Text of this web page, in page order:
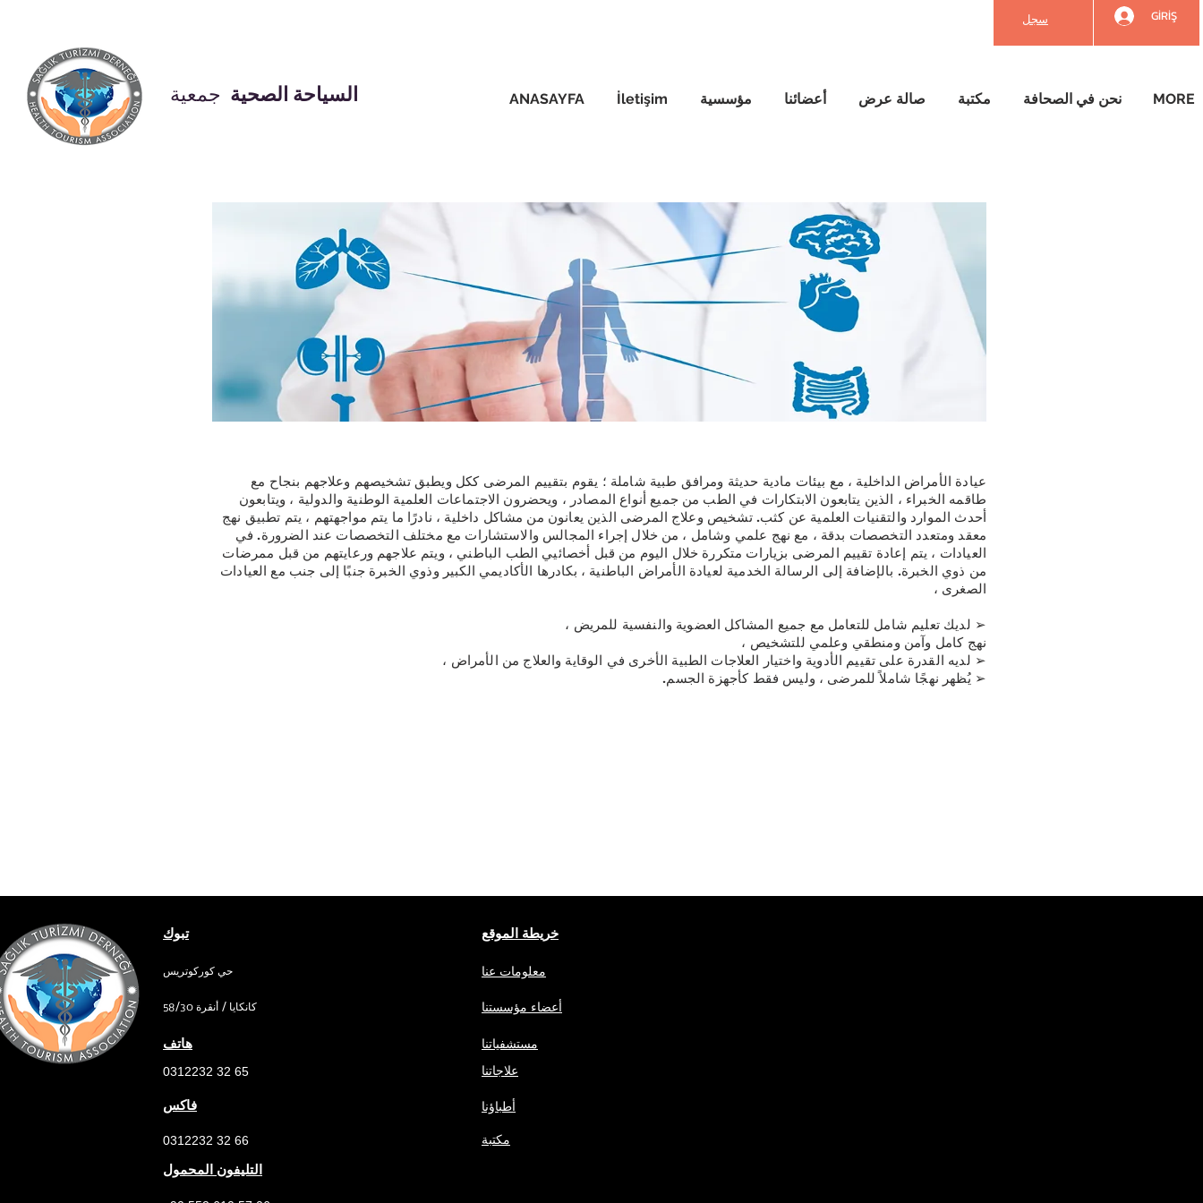
سجل GİRİŞ
السياحة الصحية جمعية ANASAYFA İletişim مؤسسية أعضائنا صالة عرض مكتبة نحن في الصحافة MORE
عيادة الأمراض الداخلية ، مع بيئات مادية حديثة ومرافق طبية شاملة ؛ يقوم بتقييم المرضى ككل ويطبق تشخيصهم وعلاجهم بنجاح مع
طاقمه الخبراء ، الذين يتابعون الابتكارات في الطب من جميع أنواع المصادر ، ويحضرون الاجتماعات العلمية الوطنية والدولية ، ويتابعون
أحدث الموارد والتقنيات العلمية عن كثب. تشخيص وعلاج المرضى الذين يعانون من مشاكل داخلية ، نادرًا ما يتم مواجهتهم ، يتم تطبيق نهج
معقد ومتعدد التخصصات بدقة ، مع نهج علمي وشامل ، من خلال إجراء المجالس والاستشارات مع مختلف التخصصات عند الضرورة. في
العيادات ، يتم إعادة تقييم المرضى بزيارات متكررة خلال اليوم من قبل أخصائيي الطب الباطني ، ويتم علاجهم ورعايتهم من قبل ممرضات
من ذوي الخبرة. بالإضافة إلى الرسالة الخدمية لعيادة الأمراض الباطنية ، بكادرها الأكاديمي الكبير وذوي الخبرة جنبًا إلى جنب مع العيادات
الصغرى ،
➢ لديك تعليم شامل للتعامل مع جميع المشاكل العضوية والنفسية للمريض ،
نهج كامل وآمن ومنطقي وعلمي للتشخيص ،
➢ لديه القدرة على تقييم الأدوية واختيار العلاجات الطبية الأخرى في الوقاية والعلاج من الأمراض ،
➢ يُظهر نهجًا شاملاً للمرضى ، وليس فقط كأجهزة الجسم.
تبوك
حي كوركوتريس
58/30 كانكايا / أنقرة
هاتف
0312232 32 65
خريطة الموقع
معلومات عنا
أعضاء مؤسستنا
مستشفياتنا
علاجاتنا
فاكس
0312232 32 66
أطباؤنا
مكتبة
التليفون المحمول